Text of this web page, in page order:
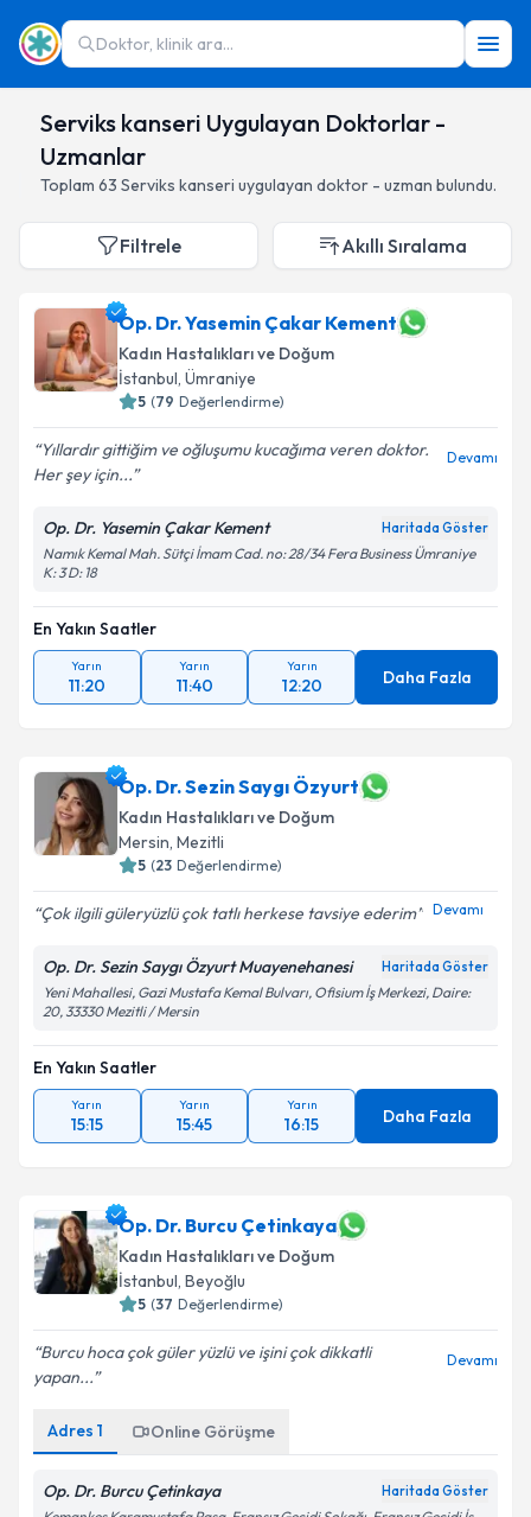
Doktor, klinik ara...
Serviks kanseri Uygulayan Doktorlar -
Uzmanlar
Toplam 63 Serviks kanseri uygulayan doktor - uzman bulundu.
Filtrele Akıllı Sıralama
Op. Dr. Yasemin Çakar Kement
Kadın Hastalıkları ve Doğum
İstanbul, Ümraniye
5 (79 Değerlendirme)
Yıllardır gittiğim ve oğluşumu kucağıma veren doktor.
Her şey için...
Devamı
Op. Dr. Yasemin Çakar Kement Haritada Göster
Namık Kemal Mah. Sütçi İmam Cad. no: 28/34 Fera Business Ümraniye
K: 3 D: 18
En Yakın Saatler
Yarın
11:20
Yarın
11:40
Yarın
12:20 Daha Fazla
Op. Dr. Sezin Saygı Özyurt
Kadın Hastalıkları ve Doğum
Mersin, Mezitli
5 (23 Değerlendirme)
Çok ilgili güleryüzlü çok tatlı herkese tavsiye ederim Devamı
Op. Dr. Sezin Saygı Özyurt Muayenehanesi Haritada Göster
Yeni Mahallesi, Gazi Mustafa Kemal Bulvarı, Ofisium İş Merkezi, Daire:
20, 33330 Mezitli / Mersin
En Yakın Saatler
Yarın
15:15
Yarın
15:45
Yarın
16:15 Daha Fazla
Op. Dr. Burcu Çetinkaya
Kadın Hastalıkları ve Doğum
İstanbul, Beyoğlu
5 (37 Değerlendirme)
Burcu hoca çok güler yüzlü ve işini çok dikkatli
yapan...
Devamı
Adres 1 Online Görüşme
Op. Dr. Burcu Çetinkaya Haritada Göster